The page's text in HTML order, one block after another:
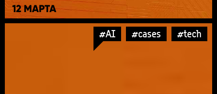
12 МАРТА
#AI #cases #tech